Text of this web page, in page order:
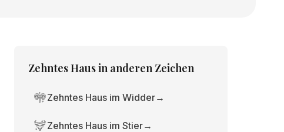
Zehntes Hausin anderen Zeichen
Zehntes Haus im Widder→
Zehntes Haus im Stier→